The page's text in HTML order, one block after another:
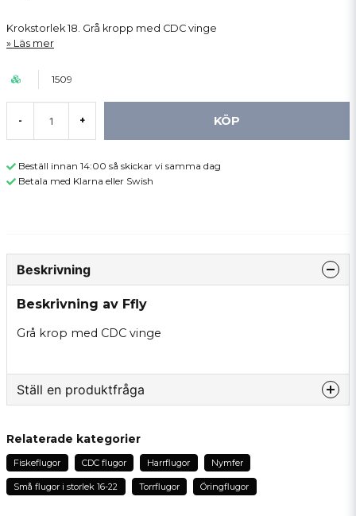
Krokstorlek 18. Grå kropp med CDC vinge
Läs mer
1509
- + KÖP
Beställ innan 14:00 så skickar vi samma dag
Betala med Klarna eller Swish
Beskrivning
Beskrivning av Ffly
Grå krop med CDC vinge
Ställ en produktfråga
Fråga oss något om denna produkten...
Relaterade kategorier
Fiskeflugor CDC flugor Harrflugor Nymfer
Små flugor i storlek 16-22 Torrflugor Öringflugor